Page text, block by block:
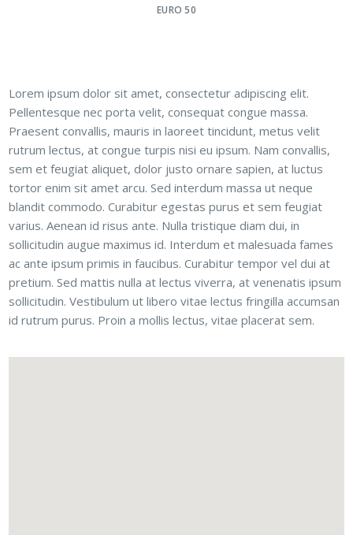
EURO 50
Lorem ipsum dolor sit amet, consectetur adipiscing elit.
Pellentesque nec porta velit, consequat congue massa.
Praesent convallis, mauris in laoreet tincidunt, metus velit
rutrum lectus, at congue turpis nisi eu ipsum. Nam convallis,
sem et feugiat aliquet, dolor justo ornare sapien, at luctus
tortor enim sit amet arcu. Sed interdum massa ut neque
blandit commodo. Curabitur egestas purus et sem feugiat
varius. Aenean id risus ante. Nulla tristique diam dui, in
sollicitudin augue maximus id. Interdum et malesuada fames
ac ante ipsum primis in faucibus. Curabitur tempor vel dui at
pretium. Sed mattis nulla at lectus viverra, at venenatis ipsum
sollicitudin. Vestibulum ut libero vitae lectus fringilla accumsan
id rutrum purus. Proin a mollis lectus, vitae placerat sem.